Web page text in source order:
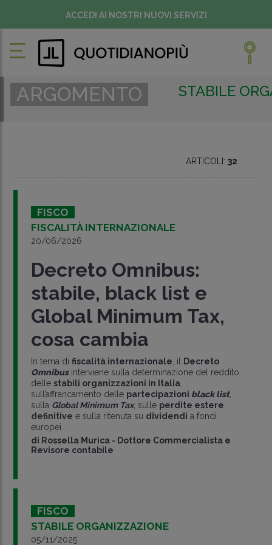
ACCEDI AI NOSTRI NUOVI SERVIZI
ARGOMENTO STABILE
ARTICOLI: 32
FISCO
FISCALITÀ INTERNAZIONALE
20/06/2026
Decreto Omnibus:
stabile, black list e
Global Minimum Tax,
cosa cambia
In tema di fiscalità internazionale , il
Decreto
Omnibusinterviene sulla determinazione del reddito
delle stabili organizzazioni in Italia,
sull’affrancamento delle partecipazioni black list,
sulla Global Minimum Tax, sulle perdite estere
definitive e sulla ritenuta su dividendi a fondi
europei.
di Rossella Murica - Dottore Commercialista e
Revisore contabile
FISCO
STABILE ORGANIZZAZIONE
05/11/2025